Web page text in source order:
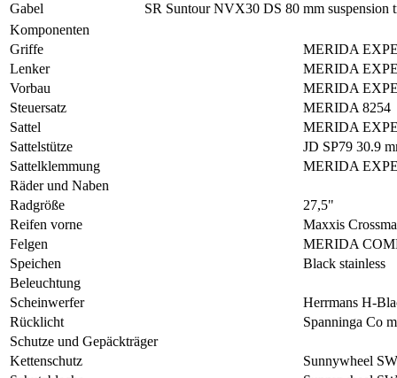
Gabel
SR Suntour NVX30 DS 80 mm suspension
Komponenten
Griffe
MERIDA
Lenker
MERIDA
Vorbau
MERIDA
Steuersatz
MERIDA 8254
Sattel
MERIDA
Sattelstütze
JD SP79 30.9
Sattelklemmung
MERIDA
Räder und Naben
Radgröße
27,5"
Reifen vorne
Maxxis
Felgen
MERIDA
Speichen
Black stainless
Beleuchtung
Scheinwerfer
Herrmans H-
Rücklicht
Spanninga Co
Schutze und Gepäckträger
Kettenschutz
Sunnywheel